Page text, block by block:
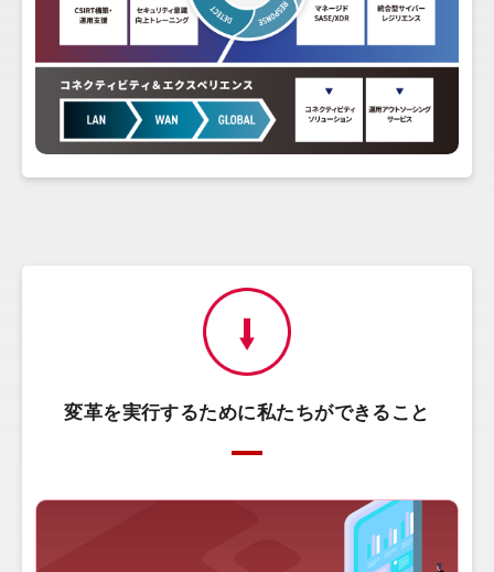
変革を実行するために私たちができること